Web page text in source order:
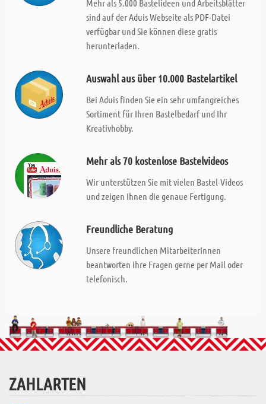
Mehr als 5.000 Bastelideen und Arbeitsblätter
sind auf der Aduis Webseite als PDF-Datei
verfügbar und Sie können diese gratis
herunterladen.
Auswahl aus über 10.000 Bastelartikel
Bei Aduis finden Sie ein sehr umfangreiches
Sortiment für Ihren Bastelbedarf und Ihr
Kreativhobby.
Mehr als 70 kostenlose Bastelvideos
Wir unterstützen Sie mit vielen Bastel-Videos
und zeigen Ihnen die genaue Fertigung.
Freundliche Beratung
Unsere freundlichen MitarbeiterInnen
beantworten Ihre Fragen gerne per Mail oder
telefonisch.
ZAHLARTEN